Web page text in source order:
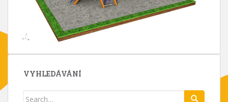
VYHLEDÁVÁNÍ
Search